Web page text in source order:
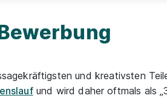
und kreativsten
und wird daher oftmals als